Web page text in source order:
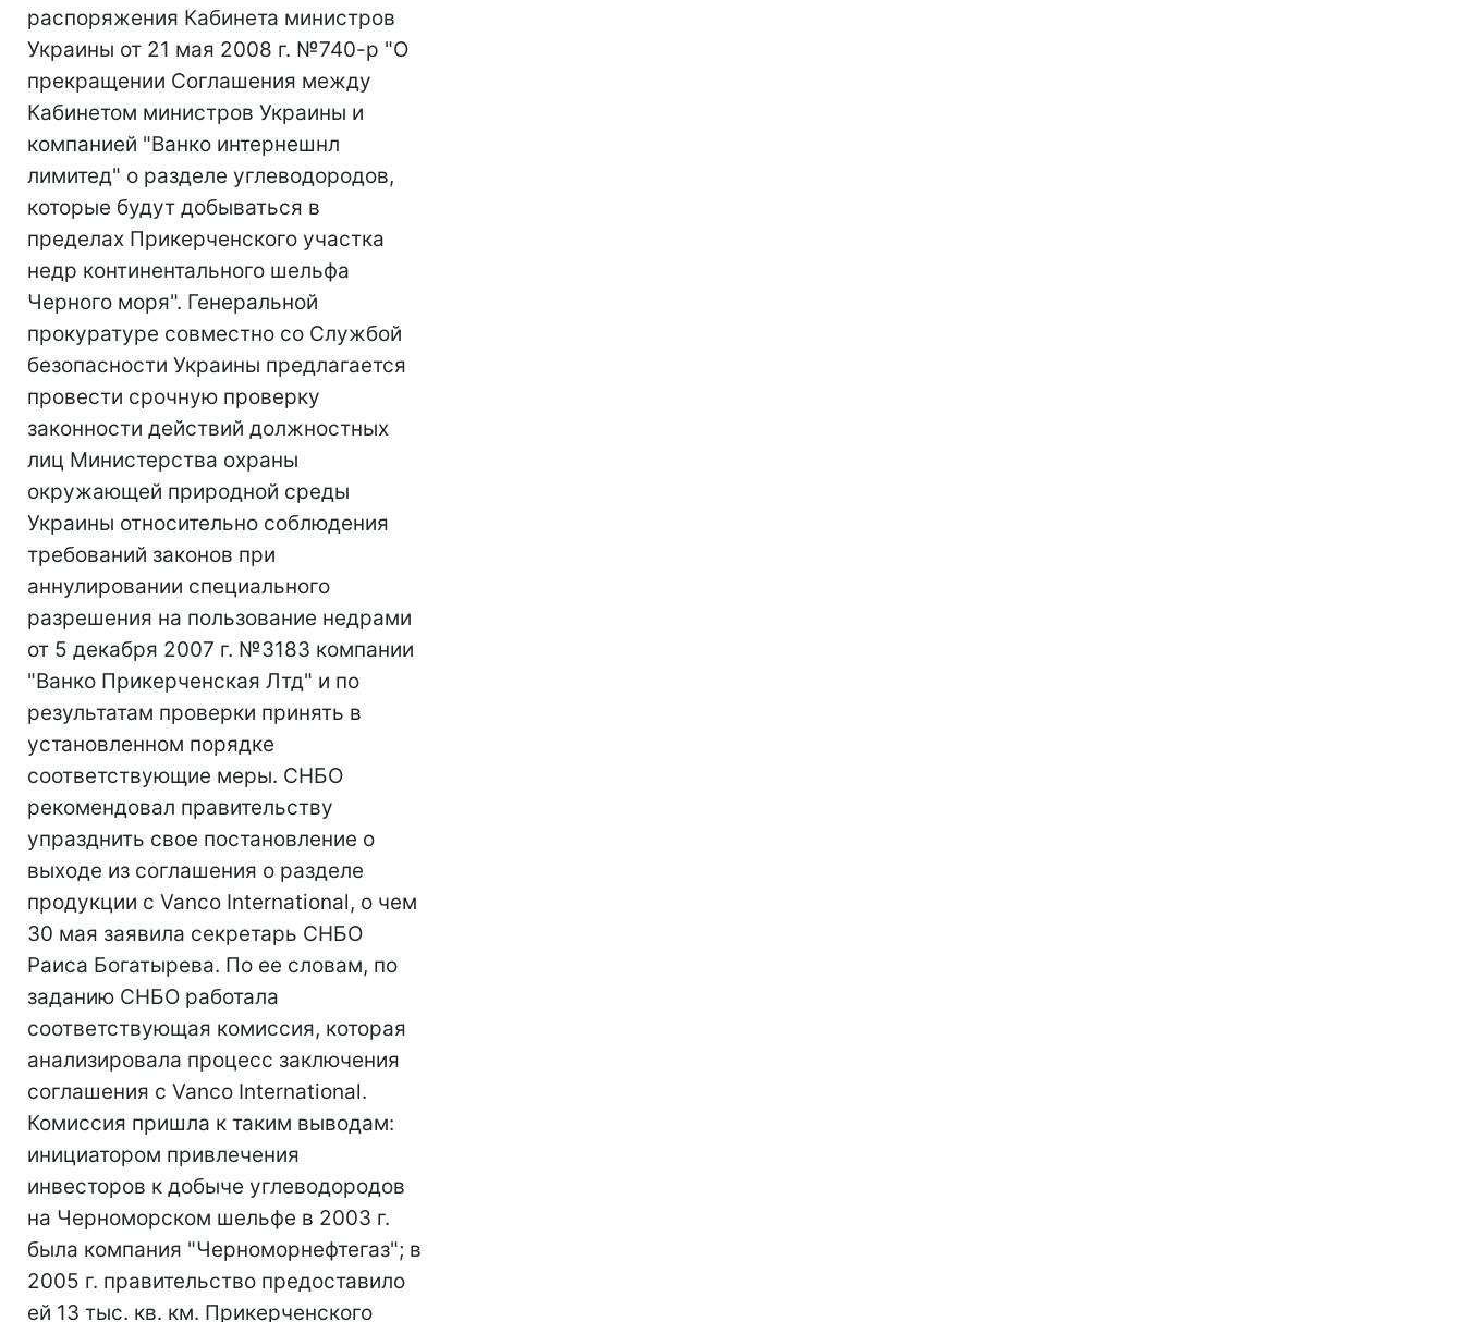
распоряжения Кабинета министров
Украины от 21 мая 2008 г. №740-р "О
прекращении Соглашения между
Кабинетом министров Украины и
компанией "Ванко интернешнл
лимитед" о разделе углеводородов,
которые будут добываться в
пределах Прикерченского участка
недр континентального шельфа
Черного моря". Генеральной
прокуратуре совместно со Службой
безопасности Украины предлагается
провести срочную проверку
законности действий должностных
лиц Министерства охраны
окружающей природной среды
Украины относительно соблюдения
требований законов при
аннулировании специального
разрешения на пользование недрами
от 5 декабря 2007 г. №3183 компании
"Ванко Прикерченская Лтд" и по
результатам проверки принять в
установленном порядке
соответствующие меры. СНБО
рекомендовал правительству
упразднить свое постановление о
выходе из соглашения о разделе
продукции с Vanco International, о чем
30 мая заявила секретарь СНБО
Раиса Богатырева. По ее словам, по
заданию СНБО работала
соответствующая комиссия, которая
анализировала процесс заключения
соглашения с Vanco International.
Комиссия пришла к таким выводам:
инициатором привлечения
инвесторов к добыче углеводородов
на Черноморском шельфе в 2003 г.
была компания "Черноморнефтегаз"; в
2005 г. правительство предоставило
ей 13 тыс. кв. км. Прикерченского